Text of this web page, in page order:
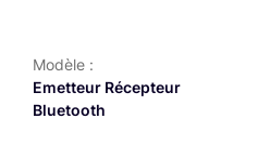
Modèle :
Emetteur Récepteur
Bluetooth